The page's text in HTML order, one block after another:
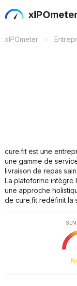
xIPOmeter
cure.fit est une
une gamme de
livraison de repas
La plateforme intègre
une approche
de cure.fit redéfinit la